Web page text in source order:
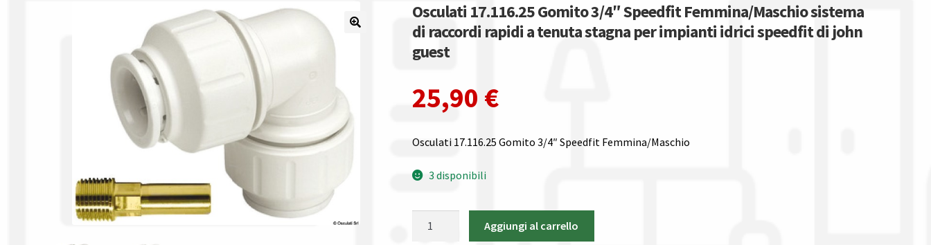
Osculati 17.116.25 Gomito 3/4″ Speedfit Femmina/Maschio sistema
di raccordi rapidi a tenuta stagna per impianti idrici speedfit di john
guest
25,90 €
Osculati 17.116.25 Gomito 3/4″ Speedfit Femmina/Maschio
3 disponibili
Aggiungi al carrello